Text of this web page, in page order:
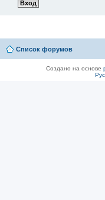
Список форумов
Создано на основе